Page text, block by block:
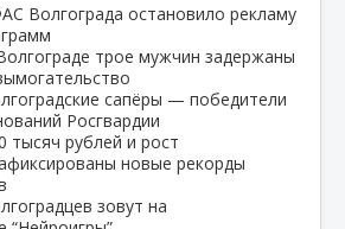
Волгограда остановило рекламу
трое мужчин задержаны
сапёры — победители
Росгвардии
тысяч рублей и рост
новые рекорды
зовут на